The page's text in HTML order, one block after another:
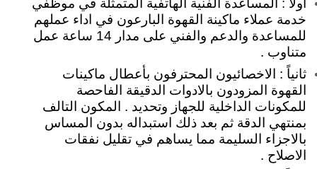
اولاً :
المساعدة الفنية الهاتفية المتمثلة في موظفي
خدمة عملاء ماكينة القهوة البارعون في اداء عملهم
للمساعدة والدعم والفني على مدار 14 ساعة عمل
متناوب .
ثانياً : الاخصائيون المحترفون بأعطال ماكينات
القهوة المزودون بالادوات الدقيقة الفاحصة
للمكونات الداخلية للجهاز وتحديد . المكون التالف
بمنتهي الدقة ثم بعد ذلك استبداله بدون المساس
بالاجزاء السليمة مما يساهم في تقليل نفقات
الاصلاح .